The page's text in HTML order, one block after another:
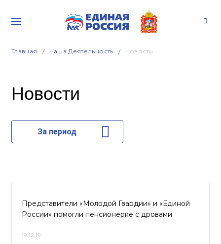
Главная Наша Деятельность Новости
Новости
За период
Представители «Молодой Гвардии» и «Единой
России» помогли пенсионерке с дровами
19.12.19